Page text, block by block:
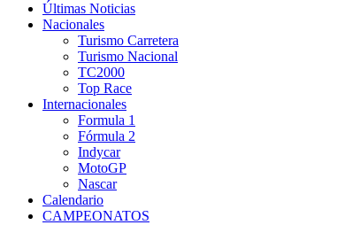
Últimas Noticias
Nacionales
Turismo Carretera
Turismo Nacional
TC2000
Top Race
Internacionales
Formula 1
Fórmula 2
Indycar
MotoGP
Nascar
Calendario
CAMPEONATOS